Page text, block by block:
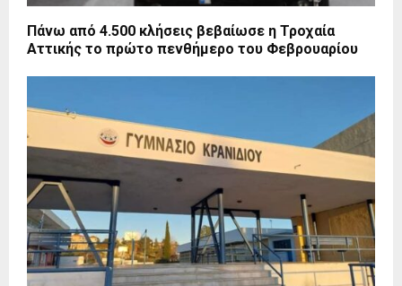
Πάνω από 4.500 κλήσεις βεβαίωσε η Τροχαία
Αττικής το πρώτο πενθήμερο του Φεβρουαρίου